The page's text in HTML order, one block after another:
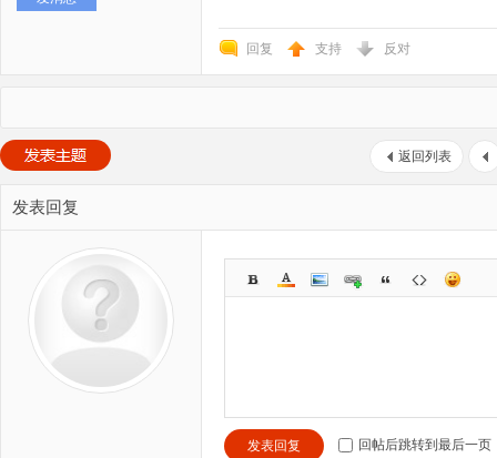
回复 支持 反对
返回列表
发表回复
发表回复 回帖后跳转到最后一页